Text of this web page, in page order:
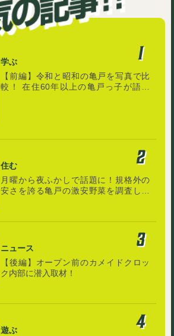
学ぶ
【前編】令和と昭和の亀戸を写真で比
較！ 在住60年以上の亀戸っ子が語る
住む
月曜から夜ふかしで話題に！規格外の
安さを誇る亀戸の激安野菜を調査して
ニュース
【後編】オープン前のカメイドクロッ
ク内部に潜入取材！
遊ぶ